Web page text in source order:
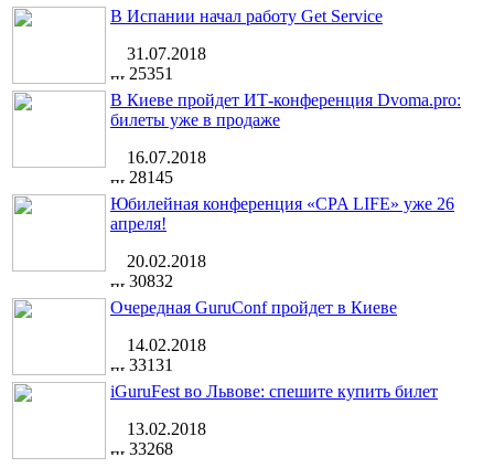
В Испании начал работу Get Service
31.07.2018
25351
В Киеве пройдет ИТ-конференция Dvoma.pro:
билеты уже в продаже
16.07.2018
28145
Юбилейная конференция «CPA LIFE» уже 26
апреля!
20.02.2018
30832
Очередная GuruConf пройдет в Киеве
14.02.2018
33131
iGuruFest во Львове: спешите купить билет
13.02.2018
33268